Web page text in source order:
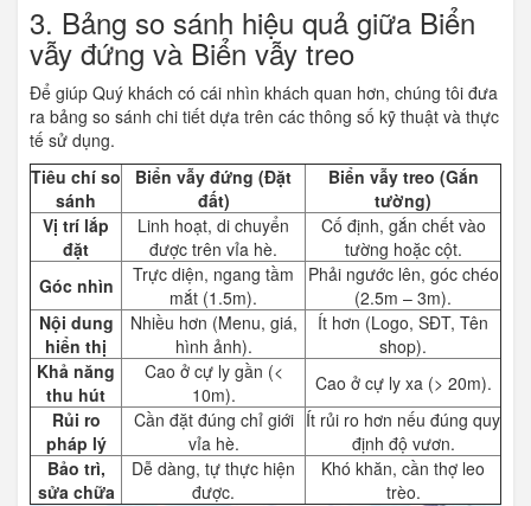
3. Bảng so sánh hiệu quả giữa Biển
vẫy đứng và Biển vẫy treo
Để giúp Quý khách có cái nhìn khách quan hơn, chúng tôi đưa
ra bảng so sánh chi tiết dựa trên các thông số kỹ thuật và thực
tế sử dụng.
Tiêu chí so
sánh
Biển vẫy đứng (Đặt
đất)
Biển vẫy treo (Gắn
tường)
Vị trí lắp
đặt
Linh hoạt, di chuyển
được trên vỉa hè.
Cố định, gắn chết vào
tường hoặc cột.
Góc nhìn
Trực diện, ngang tầm
mắt (1.5m).
Phải ngước lên, góc chéo
(2.5m – 3m).
Nội dung
hiển thị
Nhiều hơn (Menu, giá,
hình ảnh).
Ít hơn (Logo, SĐT, Tên
shop).
Khả năng
thu hút
Cao ở cự ly gần (<
10m).
Cao ở cự ly xa (> 20m).
Rủi ro
pháp lý
Cần đặt đúng chỉ giới
vỉa hè.
Ít rủi ro hơn nếu đúng quy
định độ vươn.
Bảo trì,
sửa chữa
Dễ dàng, tự thực hiện
được.
Khó khăn, cần thợ leo
trèo.